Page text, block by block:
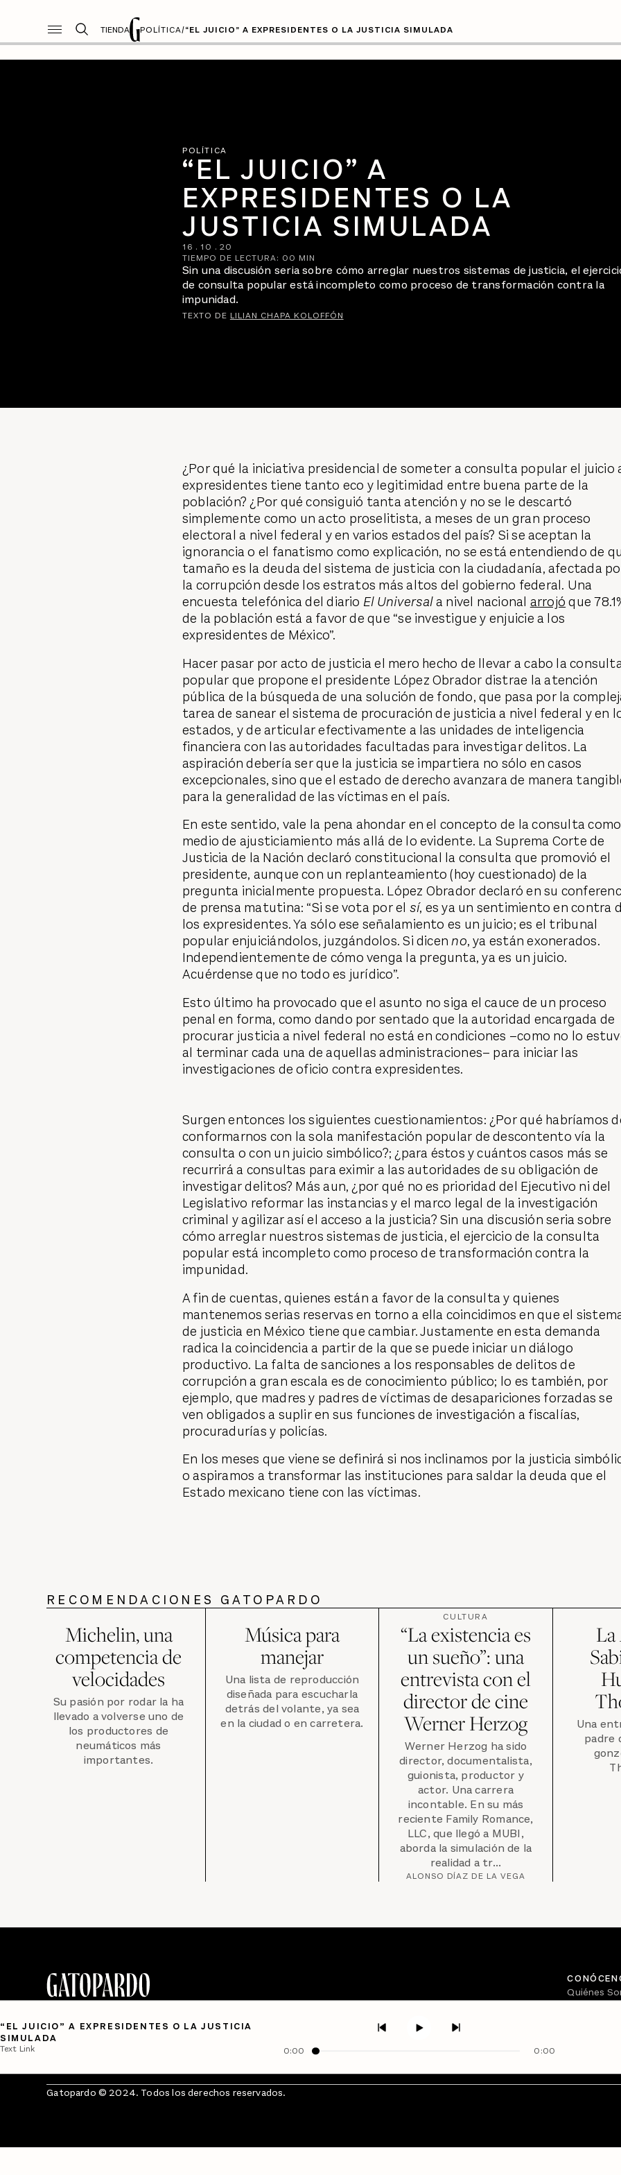
TIENDA POLÍTICA/“EL JUICIO” A EXPRESIDENTES O LA JUSTICIA SIMULADA
POLÍTICA
“EL JUICIO” A
EXPRESIDENTES O LA
JUSTICIA SIMULADA
16 . 10 . 20
TIEMPO DE LECTURA: 00 MIN
Sin una discusión seria sobre cómo arreglar nuestros sistemas de justicia, el
de consulta popular está incompleto como proceso de transformación contra la
impunidad.
TEXTO DE LILIAN CHAPA KOLOFFÓN
¿Por qué la iniciativa presidencial de someter a consulta popular el juicio
expresidentes tiene tanto eco y legitimidad entre buena parte de la
población? ¿Por qué consiguió tanta atención y no se le descartó
simplemente como un acto proselitista, a meses de un gran proceso
electoral a nivel federal y en varios estados del país? Si se aceptan la
ignorancia o el fanatismo como explicación, no se está entendiendo de
tamaño es la deuda del sistema de justicia con la ciudadanía, afectada
la corrupción desde los estratos más altos del gobierno federal. Una
encuesta telefónica del diario El Universala nivel nacional arrojó que
de la población está a favor de que “se investigue y enjuicie a los
expresidentes de México”.
Hacer pasar por acto de justicia el mero hecho de llevar a cabo la
popular que propone el presidente López Obrador distrae la atención
pública de la búsqueda de una solución de fondo, que pasa por la
tarea de sanear el sistema de procuración de justicia a nivel federal y en
estados, y de articular efectivamente a las unidades de inteligencia
financiera con las autoridades facultadas para investigar delitos. La
aspiración debería ser que la justicia se impartiera no sólo en casos
excepcionales, sino que el estado de derecho avanzara de manera
para la generalidad de las víctimas en el país.
En este sentido, vale la pena ahondar en el concepto de la consulta como
medio de ajusticiamiento más allá de lo evidente. La Suprema Corte de
Justicia de la Nación declaró constitucional la consulta que promovió el
presidente, aunque con un replanteamiento (hoy cuestionado) de la
pregunta inicialmente propuesta. López Obrador declaró en su
de prensa matutina: “Si se vota por el sí, es ya un sentimiento en contra
los expresidentes. Ya sólo ese señalamiento es un juicio; es el tribunal
popular enjuiciándolos, juzgándolos. Si dicenno, ya están exonerados.
Independientemente de cómo venga la pregunta, ya es un juicio.
Acuérdense que no todo es jurídico”.
Esto último ha provocado que el asunto no siga el cauce de un proceso
penal en forma, como dando por sentado que la autoridad encargada de
procurar justicia a nivel federal no está en condiciones –como no lo
al terminar cada una de aquellas administraciones– para iniciar las
investigaciones de oficio contra expresidentes.
Surgen entonces los siguientes cuestionamientos: ¿Por qué habríamos
conformarnos con la sola manifestación popular de descontento vía la
consulta o con un juicio simbólico?; ¿para éstos y cuántos casos más se
recurrirá a consultas para eximir a las autoridades de su obligación de
investigar delitos? Más aun, ¿por qué no es prioridad del Ejecutivo ni del
Legislativo reformar las instancias y el marco legal de la investigación
criminal y agilizar así el acceso a la justicia? Sin una discusión seria sobre
cómo arreglar nuestros sistemas de justicia, el ejercicio de la consulta
popular está incompleto como proceso de transformación contra la
impunidad.
A fin de cuentas, quienes están a favor de la consulta y quienes
mantenemos serias reservas en torno a ella coincidimos en que el
de justicia en México tiene que cambiar. Justamente en esta demanda
radica la coincidencia a partir de la que se puede iniciar un diálogo
productivo. La falta de sanciones a los responsables de delitos de
corrupción a gran escala es de conocimiento público; lo es también, por
ejemplo, que madres y padres de víctimas de desapariciones forzadas se
ven obligados a suplir en sus funciones de investigación a fiscalías,
procuradurías y policías.
En los meses que viene se definirá si nos inclinamos por la justicia
o aspiramos a transformar las instituciones para saldar la deuda que el
Estado mexicano tiene con las víctimas.
RECOMENDACIONES GATOPARDO
Michelin, una
competencia de
velocidades
Su pasión por rodar la ha
llevado a volverse uno de
los productores de
neumáticos más
importantes.
Música para
manejar
Una lista de reproducción
diseñada para escucharla
detrás del volante, ya sea
en la ciudad o en carretera.
CULTURA
“La existencia es
un sueño”: una
entrevista con el
director de cine
Werner Herzog
Werner Herzog ha sido
director, documentalista,
guionista, productor y
actor. Una carrera
incontable. En su más
reciente Family Romance,
LLC, que llegó a MUBI,
aborda la simulación de la
realidad a tr...
ALONSO DÍAZ DE LA VEGA
Una
padre
“EL JUICIO” A EXPRESIDENTES O LA JUSTICIA
SIMULADA
Text Link 0:00 0:00
Quiénes
Gatopardo © 2024. Todos los derechos reservados.